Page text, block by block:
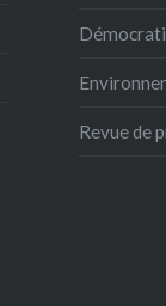
Revue de